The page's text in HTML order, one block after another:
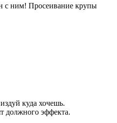
с ним! Просеивание крупы
куда хочешь.
должного эффекта.